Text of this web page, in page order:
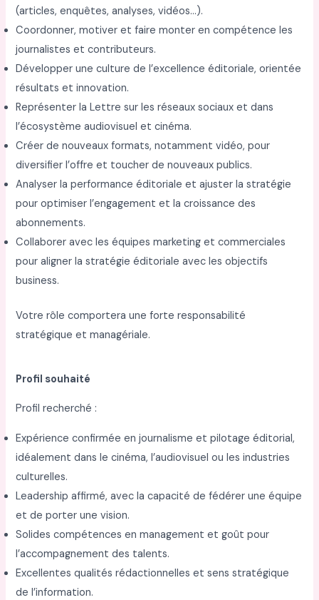
(articles, enquêtes, analyses, vidéos…).
Coordonner, motiver et faire monter en compétence les
journalistes et contributeurs.
Développer une culture de l’excellence éditoriale, orientée
résultats et innovation.
Représenter la Lettre sur les réseaux sociaux et dans
l’écosystème audiovisuel et cinéma.
Créer de nouveaux formats, notamment vidéo, pour
diversifier l’offre et toucher de nouveaux publics.
Analyser la performance éditoriale et ajuster la stratégie
pour optimiser l’engagement et la croissance des
abonnements.
Collaborer avec les équipes marketing et commerciales
pour aligner la stratégie éditoriale avec les objectifs
business.
Votre rôle comportera une forte responsabilité
stratégique et managériale.
Profil souhaité
Profil recherché :
Expérience confirmée en journalisme et pilotage éditorial,
idéalement dans le cinéma, l’audiovisuel ou les industries
culturelles.
Leadership affirmé, avec la capacité de fédérer une équipe
et de porter une vision.
Solides compétences en management et goût pour
l’accompagnement des talents.
Excellentes qualités rédactionnelles et sens stratégique
de l’information.